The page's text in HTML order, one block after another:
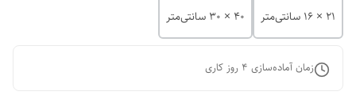
21 × 16 سانتی‌متر 40 × 30 سانتی‌متر
زمان آماده‌سازی 4 روز کاری